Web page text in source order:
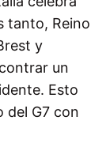
tanto, Reino
y
un
Esto
del G7 con